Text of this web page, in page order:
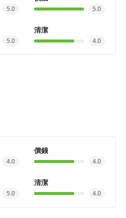
5.0 5.0
5.0
清潔
4.0
4.0
價錢
4.0
5.0
清潔
4.0